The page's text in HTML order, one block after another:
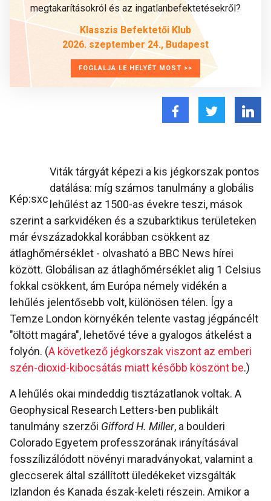
megtakarításokról és az ingatlanbefektetésekről?
Klasszis Befektetői Klub
2026. szeptember 24., Budapest
FOGLALJA LE HELYÉT MOST >>
Kép:sxc
Viták tárgyát képezi a kis jégkorszak pontos
datálása: míg számos tanulmány a globális
lehűlést az 1500-as évekre teszi, mások
szerint a sarkvidéken és a szubarktikus területeken
már évszázadokkal korábban csökkent az
átlaghőmérséklet - olvasható a BBC News hírei
között. Globálisan az átlaghőmérséklet alig 1 Celsius
fokkal csökkent, ám Európa némely vidékén a
lehűlés jelentősebb volt, különösen télen. Így a
Temze London környékén telente vastag jégpáncélt
"öltött magára", lehetővé téve a gyalogos átkelést a
folyón. (A következő jégkorszak viszont az emberi
szén-dioxid-kibocsátás miatt később köszönt be.)
A lehűlés okai mindeddig tisztázatlanok voltak. A
Geophysical Research Letters-ben publikált
tanulmány szerzői Gifford H. Miller, a boulderi
Colorado Egyetem professzorának irányításával
fosszílizálódott növényi maradványokat, valamint a
gleccserek által szállított üledékeket vizsgálták
Izlandon és Kanada észak-keleti részein. Amikor a